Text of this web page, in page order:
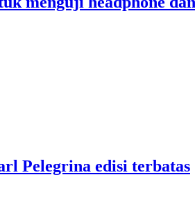
Pelegrina edisi terbatas